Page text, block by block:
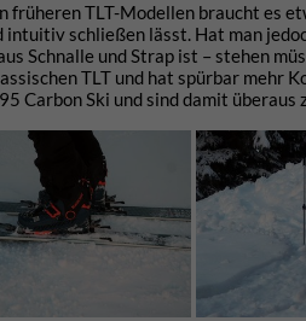
früheren TLT-Modellen braucht es
intuitiv schließen lässt. Hat man
Schnalle und Strap ist – stehen
TLT und hat spürbar mehr
Carbon Ski und sind damit überaus